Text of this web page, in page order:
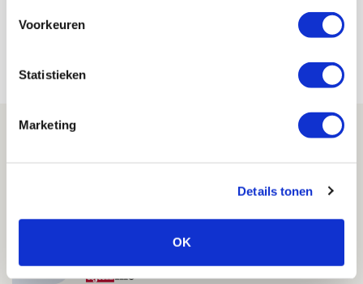
Voorkeuren
Statistieken
Marketing
Details tonen
OK
fotoverslag van jaargang 2023/2024. Eentje vol